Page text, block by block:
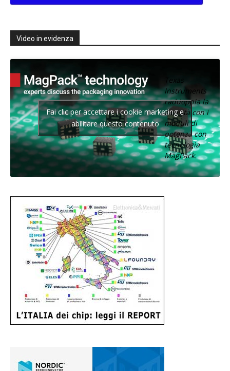
Video in evidenza
Texas
Instruments
raddoppia la
densità con i
moduli di
potenza con
tecnologia
MagPack.
Fai clic per accettare i cookie marketing e
abilitare questo contenuto